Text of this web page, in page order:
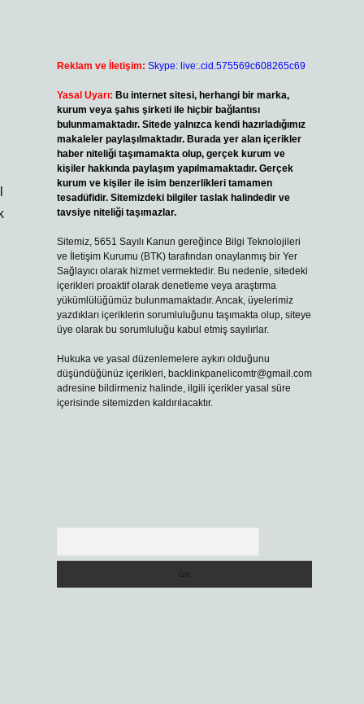
Reklam ve İletişim: Skype: live:.cid.575569c608265c69
Yasal Uyarı: Bu internet sitesi, herhangi bir marka,
kurum veya şahıs şirketi ile hiçbir bağlantısı
bulunmamaktadır. Sitede yalnızca kendi hazırladığımız
makaleler paylaşılmaktadır. Burada yer alan içerikler
haber niteliği taşımamakta olup, gerçek kurum ve
kişiler hakkında paylaşım yapılmamaktadır. Gerçek
kurum ve kişiler ile isim benzerlikleri tamamen
tesadüfidir. Sitemizdeki bilgiler taslak halindedir ve
tavsiye niteliği taşımazlar.
Sitemiz, 5651 Sayılı Kanun gereğince Bilgi Teknolojileri
ve İletişim Kurumu (BTK) tarafından onaylanmış bir Yer
Sağlayıcı olarak hizmet vermektedir. Bu nedenle, sitedeki
içerikleri proaktif olarak denetleme veya araştırma
yükümlülüğümüz bulunmamaktadır. Ancak, üyelerimiz
yazdıkları içeriklerin sorumluluğunu taşımakta olup, siteye
üye olarak bu sorumluluğu kabul etmiş sayılırlar.
Hukuka ve yasal düzenlemelere aykırı olduğunu
düşündüğünüz içerikleri, backlinkpanelicomtr@gmail.com
adresine bildirmeniz halinde, ilgili içerikler yasal süre
içerisinde sitemizden kaldırılacaktır.